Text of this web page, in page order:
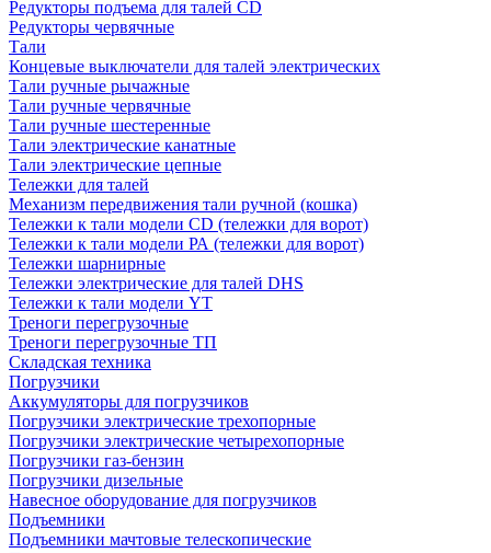
Редукторы подъема для талей CD
Редукторы червячные
Тали
Концевые выключатели для талей электрических
Тали ручные рычажные
Тали ручные червячные
Тали ручные шестеренные
Тали электрические канатные
Тали электрические цепные
Тележки для талей
Механизм передвижения тали ручной (кошка)
Тележки к тали модели CD (тележки для ворот)
Тележки к тали модели РА (тележки для ворот)
Тележки шарнирные
Тележки электрические для талей DHS
Тележки к тали модели YT
Треноги перегрузочные
Треноги перегрузочные ТП
Складская техника
Погрузчики
Аккумуляторы для погрузчиков
Погрузчики электрические трехопорные
Погрузчики электрические четырехопорные
Погрузчики газ-бензин
Погрузчики дизельные
Навесное оборудование для погрузчиков
Подъемники
Подъемники мачтовые телескопические